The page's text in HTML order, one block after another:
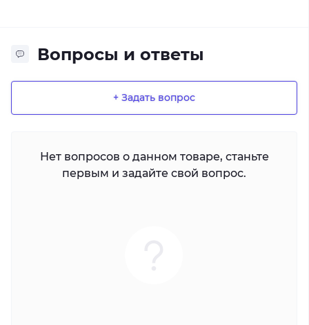
Вопросы и ответы
+ Задать вопрос
Нет вопросов о данном товаре, станьте
первым и задайте свой вопрос.